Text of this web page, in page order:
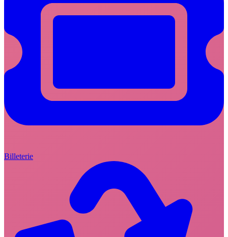
Billeterie